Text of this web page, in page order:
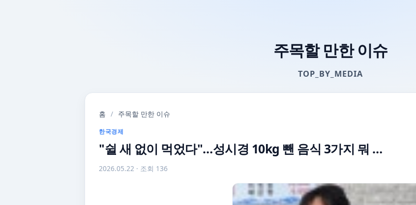
주목할 만한 이슈
TOP_BY_MEDIA
홈 / 주목할 만한 이슈
한국경제
"쉴 새 없이 먹었다"…성시경 10kg 뺀 음식 3가지 뭐 …
2026.05.22 · 조회 136